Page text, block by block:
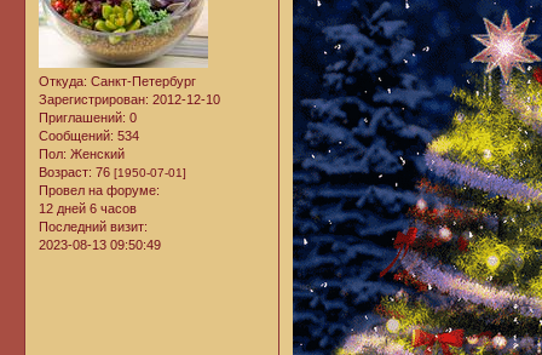
Откуда: Санкт-Петербург
Зарегистрирован: 2012-12-10
Приглашений: 0
Сообщений: 534
Пол: Женский
Возраст: 76 [1950-07-01]
Провел на форуме:
12 дней 6 часов
Последний визит:
2023-08-13 09:50:49